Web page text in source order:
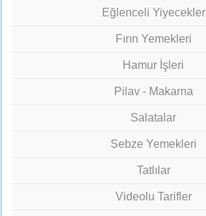
Eğlenceli Yiyecekler
Fırın Yemekleri
Hamur İşleri
Pilav - Makarna
Salatalar
Sebze Yemekleri
Tatlılar
Videolu Tarifler